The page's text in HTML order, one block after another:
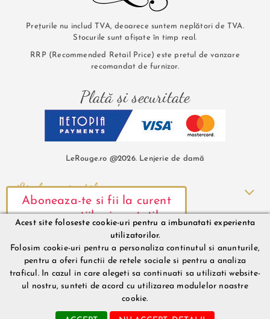
Prețurile nu includ TVA, deoarece suntem neplători de TVA.
Stocurile sunt afișate în timp real.
RRP (Recommended Retail Price) este pretul de vanzare
recomandat de furnizor.
Plată și securitate
LeRouge.ro @2026. Lenjerie de damă
Link-uri utile
Comenzi și Livrare
Informații contact
Acest site foloseste cookie-uri pentru a imbunatati experienta
utilizatorilor.
Folosim cookie-uri pentru a personaliza continutul si anunturile,
pentru a oferi functii de retele sociale si pentru a analiza
traficul. In cazul in care alegeti sa continuati sa utilizati website-
ul nostru, sunteti de acord cu utilizarea modulelor noastre
cookie.
Aboneaza-te si fii la curent
cu promotiile si noutatile
noastre.
Mă abonez